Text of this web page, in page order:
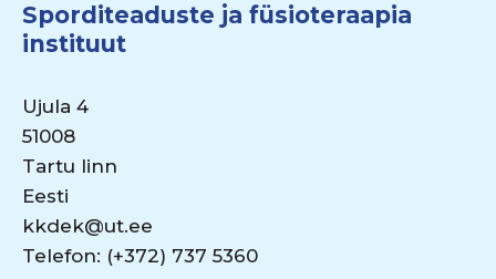
Sporditeaduste ja füsioteraapia
instituut
Ujula 4
51008
Tartu linn
Eesti
kkdek@ut.ee
Telefon: (+372) 737 5360